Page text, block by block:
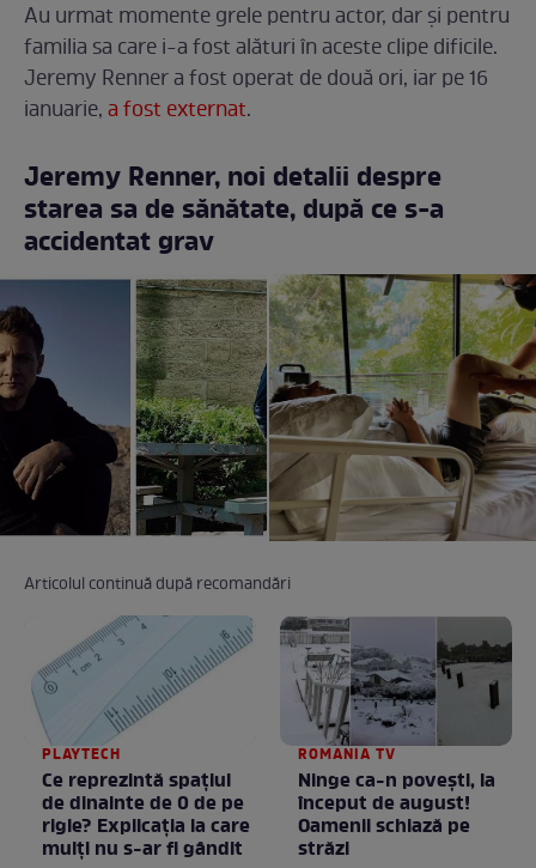
Au urmat momente grele pentru actor, dar și pentru
familia sa care i-a fost alături în aceste clipe dificile.
Jeremy Renner a fost operat de două ori, iar pe 16
ianuarie,a fost externat.
Jeremy Renner, noi detalii despre
starea sa de sănătate, după ce s-a
accidentat grav
Articolul continuă după recomandări
PLAYTECH
Ce reprezintă spaţiul
de dinainte de 0 de pe
rigle? Explicaţia la care
mulţi nu s-ar fi gândit
ROMANIA TV
Ninge ca-n povești, la
început de august!
Oamenii schiază pe
străzi